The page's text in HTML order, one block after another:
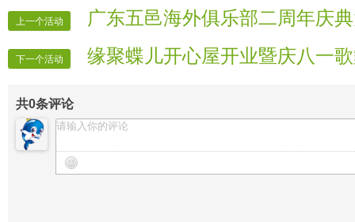
【晚会片花】国际娱乐片花组
【晚会护麦】全体管理
【晚会递麦】房间副室
【晚会迎宾】房间全体管理
上一个活动 广东五邑海外俱乐部二周年庆
下一个活动 缘聚蝶儿开心屋开业暨庆八一
共0条评论